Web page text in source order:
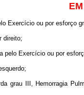
Exercício ou por esforço
direito;
pelo Exercício ou por
grau III, Hemorragia